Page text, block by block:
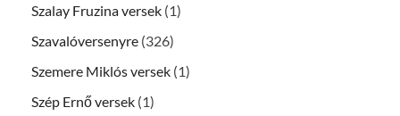
Szalay Fruzina versek (1)
Szavalóversenyre (326)
Szemere Miklós versek (1)
Szép Ernő versek (1)